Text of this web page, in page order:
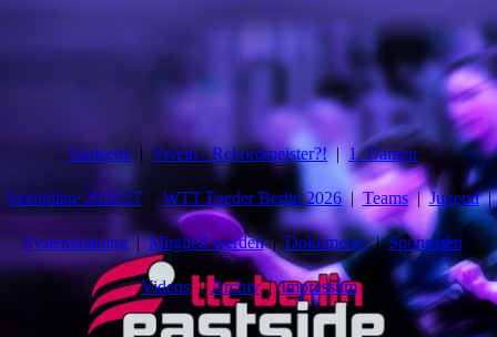
Startseite Verein - Rekordmeister?! 1. Damen
Spielpläne 2026/27 WTT Feeder Berlin 2026 Teams Jugend
Systemtraining Mitglied werden Dokumente Sponsoren
Videos Archiv Impressum